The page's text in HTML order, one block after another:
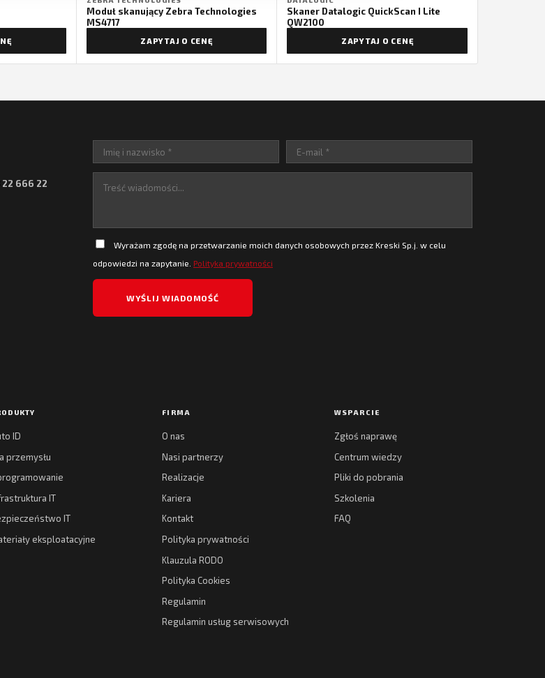
Moduł skanujący Zebra Technologies
MS4717
ZAPYTAJ O CENĘ
Skaner Datalogic QuickScan I Lite
QW2100
ZAPYTAJ O CENĘ
22 666 22
Wyrażam zgodę na przetwarzanie moich danych osobowych przez Kreski Sp.j. w celu
odpowiedzi na zapytanie. Polityka prywatności
ID
przemysłu
IT
IT
eksploatacyjne
FIRMA
O nas
Nasi partnerzy
Realizacje
Kariera
Kontakt
Polityka prywatności
Klauzula RODO
Polityka Cookies
Regulamin
Regulamin usług serwisowych
WSPARCIE
Zgłoś naprawę
Centrum wiedzy
Pliki do pobrania
Szkolenia
FAQ